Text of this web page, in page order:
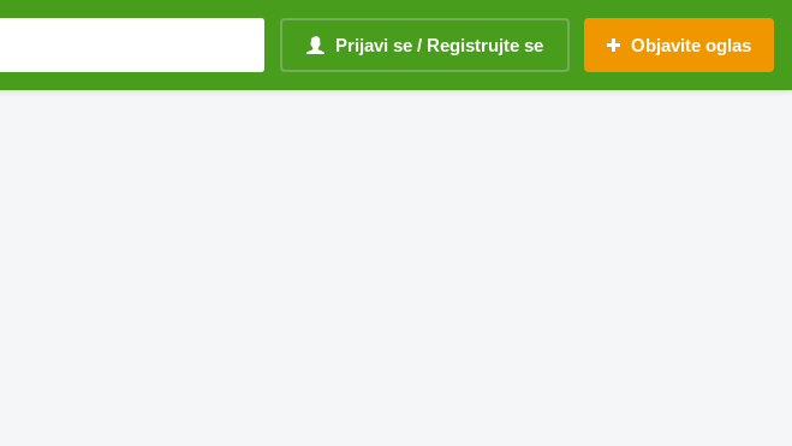
Prijavi se / Registrujte se Objavite oglas